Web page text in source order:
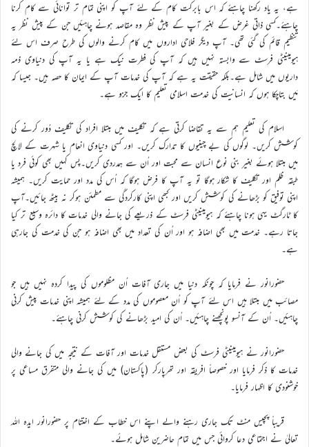
ہے، یہ یاد رکھنا چاہئے کہ اس بابرکت کام کے لئے آپ کو اپنی تمام تر توانائی سے کام کرنا
چاہئے۔کسی ذاتی غرض کے بغیر آپ کے پیش نظر وہ مقاصد ہونے چاہئیں جن کے پیش نظر یہ
تنظیم قائم کی گئی تھی۔ آپ دیگر فلاحی اداروں میں کام کرنے والوں کی طرح صرف اس لئے
ہیومینیٹی فرسٹ سے وابستہ نہیں ہیں کہ آپ کی فطرت نیک ہے یا یہ آپ کی دنیاوی ذمہ
داریوں میں شامل ہے۔بلکہ حقیقت یہ ہے کہ آپ کی خدمات آپ کے ایمان کا حصہ ہیں۔ جیسا کہ
مَیں بتاچکا ہوں کہ انسانیت کی خدمت اسلامی تعلیم کا ایک جزو ہے۔
اسلام کی تعلیم ہم سے یہ تقاضا کرتی ہے کہ تکلیف میں مبتلا افراد کی تکلیف دُور کرنے کی
کوشش کریں۔ لوگوں کی بے چینیوں کا تدارک کریں۔ اور کسی دنیاوی انعام یا شہرت کے لالچ
میں مبتلا ہوئے بغیر بنی نوع انسان سے محبت اور اُن سے ہمدردی کریں۔پس کہیں بھی کوئی فرد یا
طبقہ ظلم اور تکلیف کا شکار ہوگا تو یہ آپ کا فرض ہوگا کہ اُس کی مدد اور حمایت کریں۔ ہمیشہ
اپنی توفیق کو بڑھانے کی کوشش کریں اور کبھی اپنی کارکردگی سے مطمئن ہوکر نہ بیٹھ جائیں۔آپ
کا ٹارگٹ یہی ہونا چاہئے کہ ہیومینیٹی فرسٹ کے ذریعے کی جانے والی خدمات کا دائرہ وسیع تر کیا
جاتا رہے۔ خدمت میں بھی اضافہ ہو اور اُن کی تعداد میں بھی اضافہ ہو جن کی خدمت کی جارہی
ہے۔
حضورانور نے فرمایا کہ چونکہ دنیا میں جاری آفات اُن مظلوموں کی پیدا کردہ نہیں ہیں جو
مصائب میں مبتلا ہیں اس لئے آپ کو اُن معصوموں کی مدد کے لئے ہمیشہ اپنی خدمات پیش کرنی
چاہئیں۔ اُن کے آنسو پونچھنے چاہئیں۔ اُن کی امید بڑھانے کی کوشش کرنی چاہئے۔
حضورانور نے ہیومینیٹی فرسٹ کی بعض مستقل خدمات اور آفات کے نتیجہ میں کی جانے والی
خدمات کا ذکر فرمایا اور خصوصاً افریقہ اور تھرپارکر (پاکستان) میں کی جانے والی متفرق مساعی پر
خوشنودی کا اظہار فرمایا۔
قریباً پچیس منٹ تک جاری رہنے والے اپنے اس خطاب کے اختتام پر حضورانور ایدہ اللہ
تعالیٰ نے اجتماعی دعا کروائی جس میں تمام حاضرین شامل ہوئے۔